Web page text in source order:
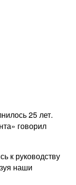
25 лет.
говорил
к руководству
наши